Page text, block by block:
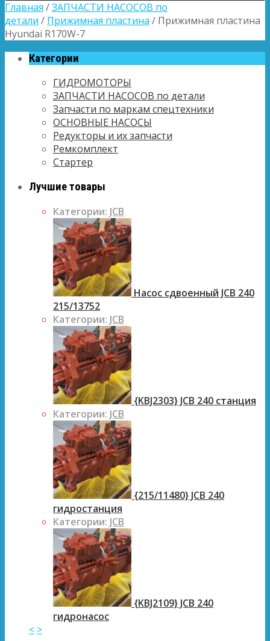
Главная /ЗАПЧАСТИ НАСОСОВ по
детали / Прижимная пластина / Прижимная пластина
Hyundai R170W-7
Категории
ГИДРОМОТОРЫ
ЗАПЧАСТИ НАСОСОВ по детали
Запчасти по маркам спецтехники
ОСНОВНЫЕ НАСОСЫ
Редукторы и их запчасти
Ремкомплект
Стартер
Лучшие товары
Категории: JCB
Насос сдвоенный JCB 240
215/13752
Категории: JCB
{KBJ2303} JCB 240 станция
Категории: JCB
{215/11480} JCB 240
гидростанция
Категории: JCB
{KBJ2109} JCB 240
гидронасос
< >